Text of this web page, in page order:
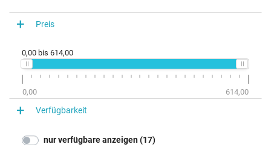
Preis
0,00 bis 614,00
0,00 614,00
Verfügbarkeit
nur verfügbare anzeigen (17)